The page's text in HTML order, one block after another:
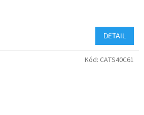
DETAIL
Kód: CATS40C61